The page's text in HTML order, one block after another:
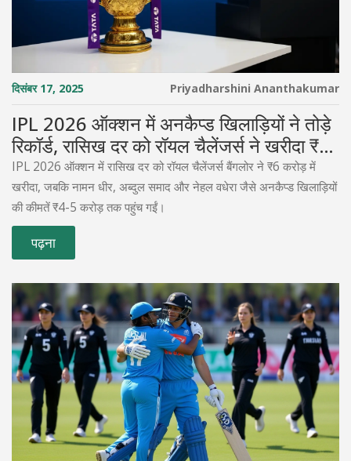
दिसंबर 17, 2025 Priyadharshini Ananthakumar
IPL 2026 ऑक्शन में अनकैप्ड खिलाड़ियों ने तोड़े
रिकॉर्ड, रासिख दर को रॉयल चैलेंजर्स ने खरीदा ₹6
करोड़ में
IPL 2026 ऑक्शन में रासिख दर को रॉयल चैलेंजर्स बैंगलोर ने ₹6 करोड़ में
खरीदा, जबकि नामन धीर, अब्दुल समाद और नेहल वधेरा जैसे अनकैप्ड खिलाड़ियों
की कीमतें ₹4-5 करोड़ तक पहुंच गईं।
पढ़ना